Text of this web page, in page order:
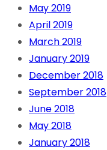
May 2019
April 2019
March 2019
January 2019
December 2018
September 2018
June 2018
May 2018
January 2018